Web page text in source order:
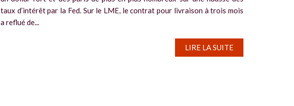
taux d’intérêt par la Fed. Sur le LME, le contrat pour livraison à trois mois
a reflué de...
LIRE LA SUITE